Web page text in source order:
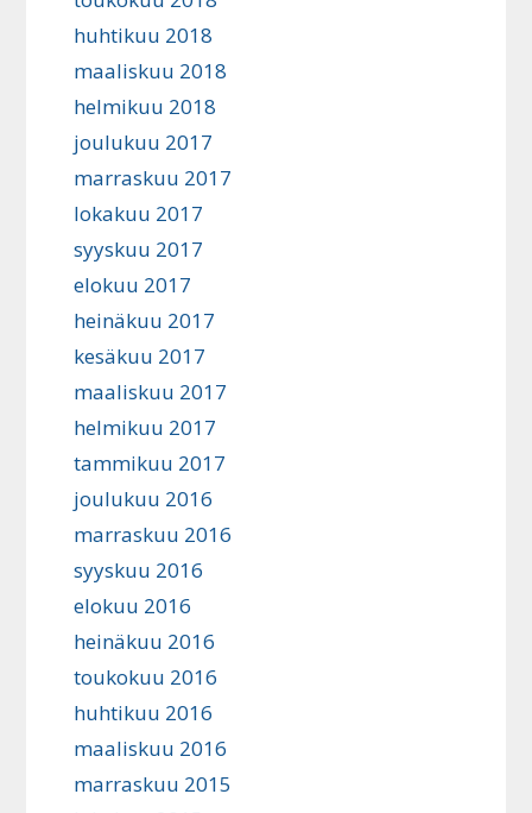
huhtikuu 2018
maaliskuu 2018
helmikuu 2018
joulukuu 2017
marraskuu 2017
lokakuu 2017
syyskuu 2017
elokuu 2017
heinäkuu 2017
kesäkuu 2017
maaliskuu 2017
helmikuu 2017
tammikuu 2017
joulukuu 2016
marraskuu 2016
syyskuu 2016
elokuu 2016
heinäkuu 2016
toukokuu 2016
huhtikuu 2016
maaliskuu 2016
marraskuu 2015